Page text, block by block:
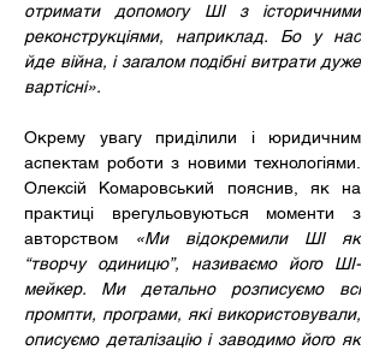
отримати допомогу ШІ з історичними
реконструкціями, наприклад. Бо у нас
йде війна, і загалом подібні витрати дуже
вартісні».
Окрему увагу приділили і юридичним
аспектам роботи з новими технологіями.
Олексій Комаровський пояснив, як на
практиці врегульовуються моменти з
авторством
«Ми відокремили ШІ як
“творчу одиницю”, називаємо його ШІ-
мейкер. Ми детально розписуємо всі
промпти, програми, які використовували,
описуємо деталізацію і заводимо його як